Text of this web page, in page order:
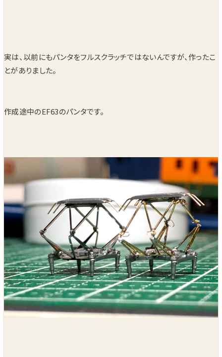
実は、以前にもパンタをフルスクラッチではないんですが、作ったこ
とがありました。
作成途中のEF63のパンタです。